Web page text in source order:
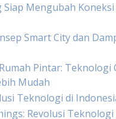
Siap Mengubah
Smart City dan
Pintar: Teknologi
Mudah
Teknologi di
Revolusi Teknologi